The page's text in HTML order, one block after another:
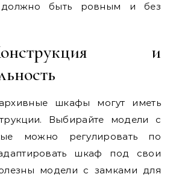
должно быть ровным и без
и
шкафы могут иметь
Выбирайте модели с
можно регулировать по
шкаф под свои
модели с замками для